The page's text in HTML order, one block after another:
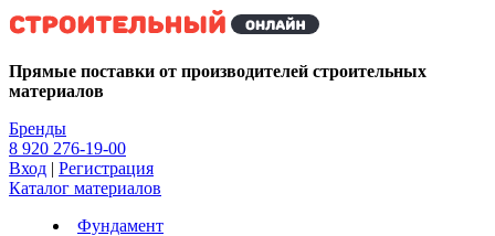
Kg
Прямые поставки от производителей строительных
материалов
Бренды
8 920 276-19-00
Вход | Регистрация
Каталог материалов
Фундамент